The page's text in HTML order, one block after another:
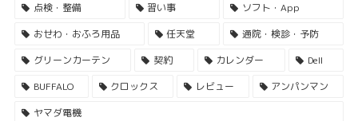
点検・整備
習い事
ソフト・App
おせわ・おふろ用品
任天堂
通院・検診・予防
グリーンカーテン
契約 カレンダー
Dell
BUFFALO
クロックス レビュー
アンパンマン
ヤマダ電機